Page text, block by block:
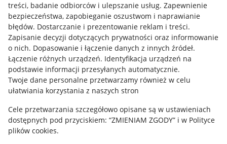
treści, badanie odbiorców i ulepszanie usług. Zapewnienie
bezpieczeństwa, zapobieganie oszustwom i naprawianie
błędów. Dostarczanie i prezentowanie reklam i treści.
Zapisanie decyzji dotyczących prywatności oraz informowanie
o nich. Dopasowanie i łączenie danych z innych źródeł.
Łączenie różnych urządzeń. Identyfikacja urządzeń na
podstawie informacji przesyłanych automatycznie.
Twoje dane personalne przetwarzamy również w celu
ułatwiania korzystania z naszych stron
Cele przetwarzania szczegółowo opisane są w ustawieniach
dostępnych pod przyciskiem: “ZMIENIAM ZGODY” i w Polityce
plików cookies.
Mapa miejscowości
Informacje prawne
Regulamin
Polityka plików "cookies"
Ustawienia plików "cookies"
Udostępnianie lokalizacji
Informacje dla Aktu o Usługach Cyfrowych